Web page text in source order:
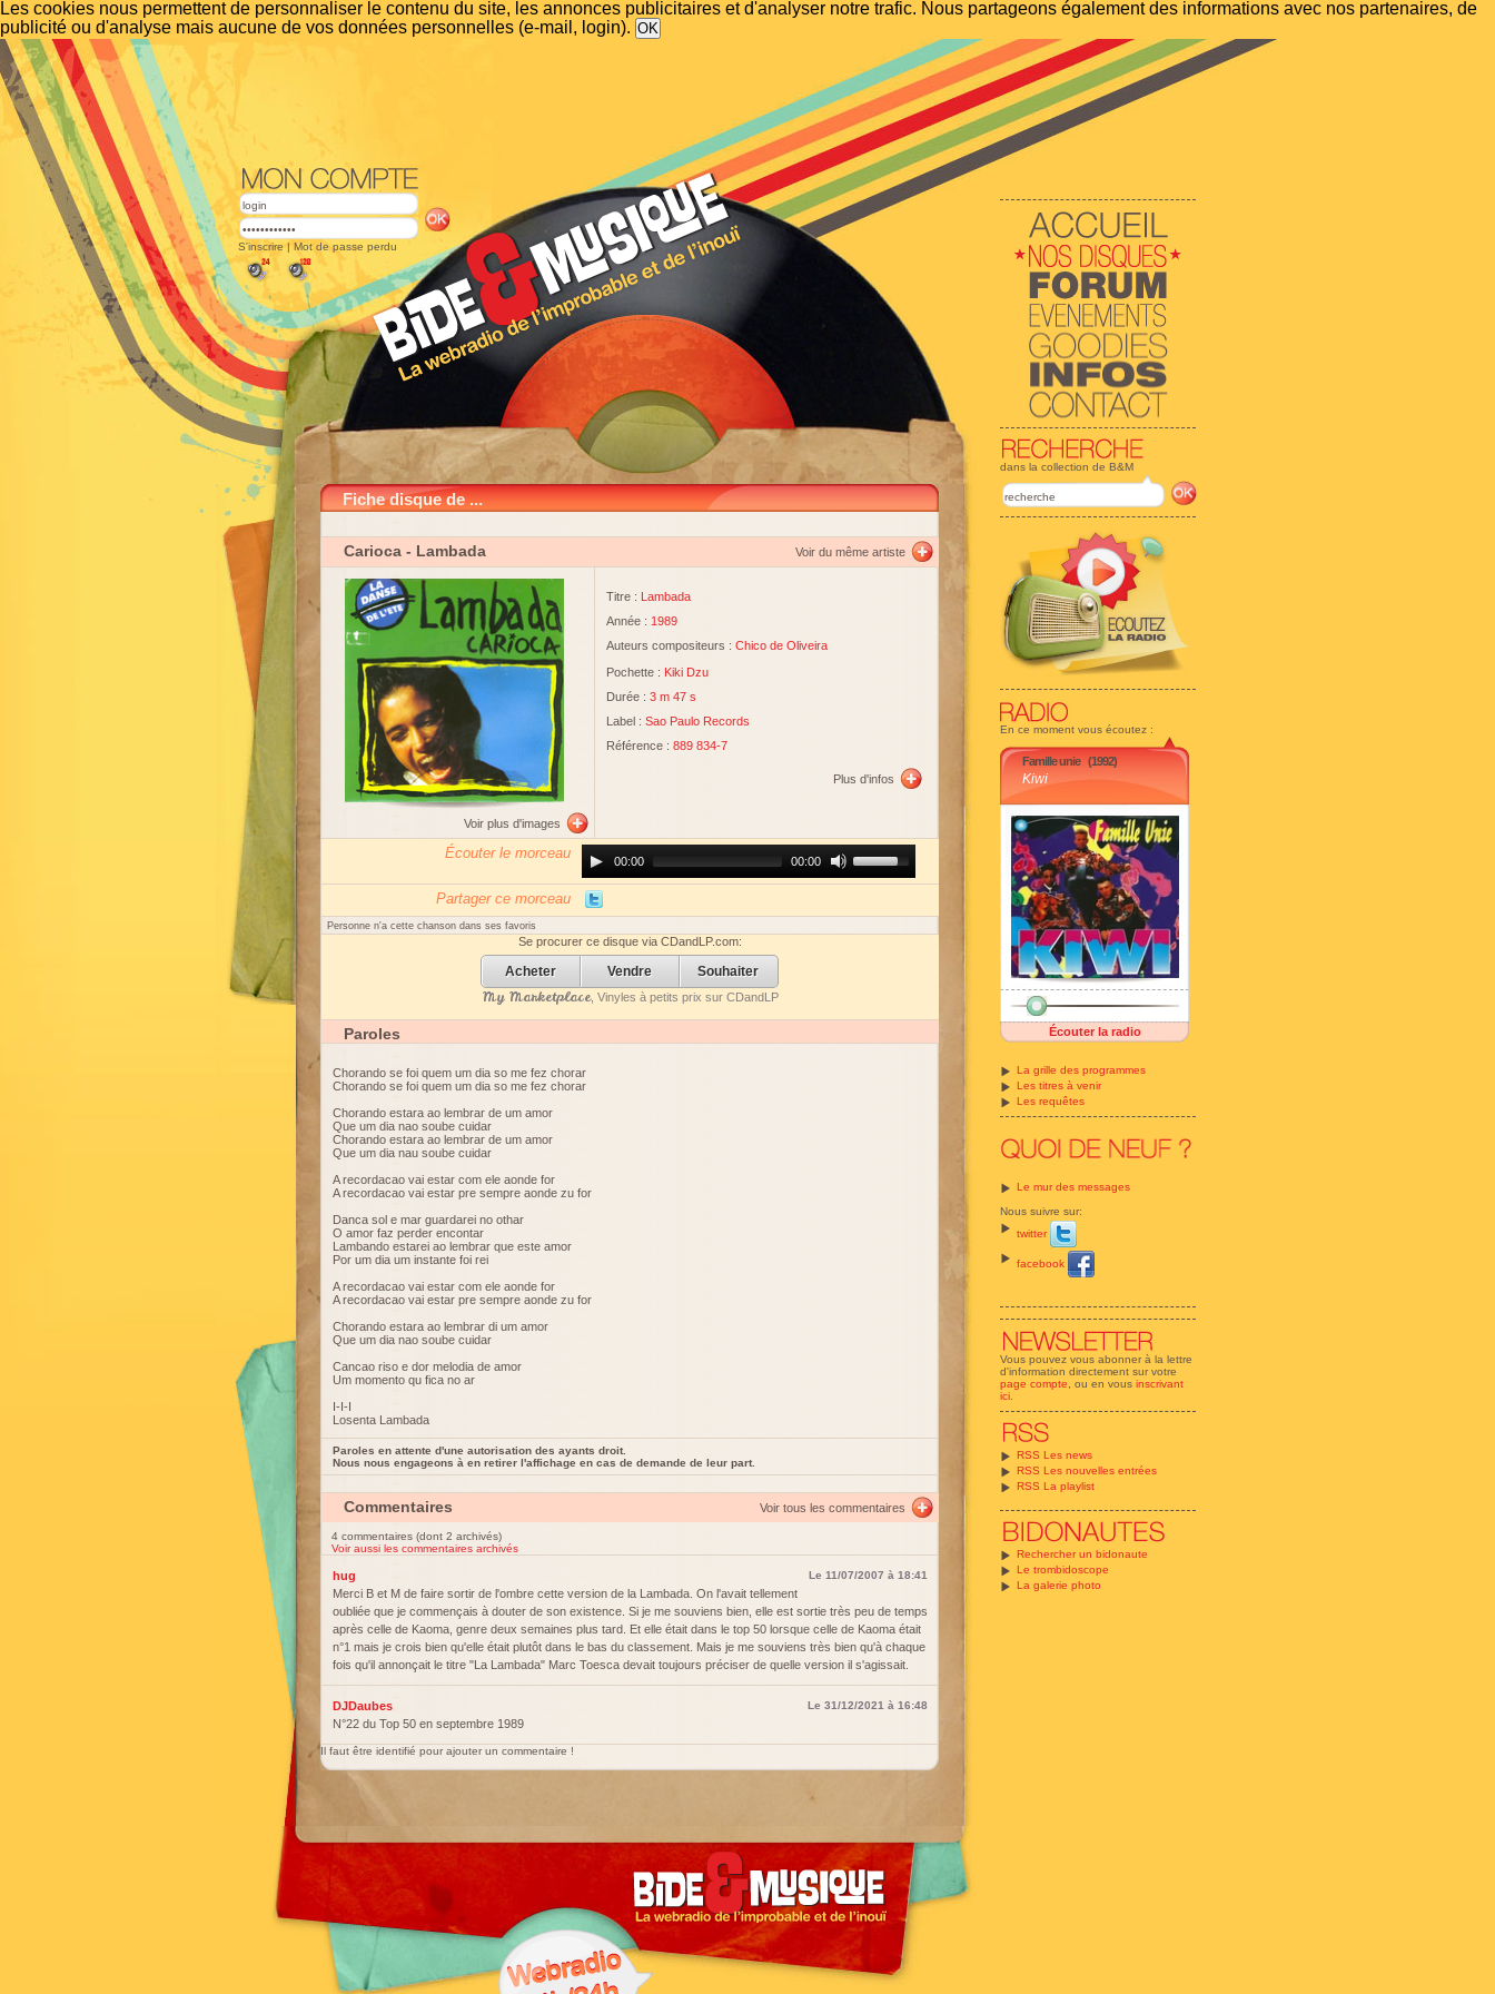
Les cookies nous permettent de personnaliser le contenu du site, les annonces publicitaires et d'analyser notre trafic. Nous partageons également des informations avec nos partenaires, de
publicité ou d'analyse mais aucune de vos données personnelles (e-mail, login).
dans la collection de B&M
En ce moment vous écoutez :
Famille unie (1992)
Kiwi
Écouter la radio
La grille des programmes
Les titres à venir
Les requêtes
Le mur des messages
Nous suivre sur:
twitter
facebook
Vous pouvez vous abonner à la lettre
d'information directement sur votre
page compte , ou en vous inscrivant
ici
RSS Les news
RSS Les nouvelles entrées
RSS La playlist
Rechercher un bidonaute
Le trombidoscope
La galerie photo
S'inscrire | Mot de passe perdu
Fiche disque de ...
Carioca - Lambada Voir du même artiste
Voir plus d'images
Titre : Lambada
Année : 1989
Auteurs compositeurs : Chico de Oliveira
Pochette : Kiki Dzu
Durée : 3 m 47 s
Label : Sao Paulo Records
Référence : 889 834-7
Plus d'infos
Écouter le morceau
Player00:00 00:00
Up/Down
Arrow
increase
or
Partager ce morceau
Personne n'a cette chanson dans ses favoris
Se procurer ce disque via CDandLP.com:
Acheter Vendre Souhaiter
My Marketplace, Vinyles à petits prix sur CDandLP
Paroles
Chorando se foi quem um dia so me fez chorar
Chorando se foi quem um dia so me fez chorar
Chorando estara ao lembrar de um amor
Que um dia nao soube cuidar
Chorando estara ao lembrar de um amor
Que um dia nau soube cuidar
A recordacao vai estar com ele aonde for
A recordacao vai estar pre sempre aonde zu for
Danca sol e mar guardarei no othar
O amor faz perder encontar
Lambando estarei ao lembrar que este amor
Por um dia um instante foi rei
A recordacao vai estar com ele aonde for
A recordacao vai estar pre sempre aonde zu for
Chorando estara ao lembrar di um amor
Que um dia nao soube cuidar
Cancao riso e dor melodia de amor
Um momento qu fica no ar
I-I-I
Losenta Lambada
Paroles en attente d'une autorisation des ayants droit.
Nous nous engageons à en retirer l'affichage en cas de demande de leur part.
Commentaires Voir tous les commentaires
4 commentaires (dont 2 archivés)
Voir aussi les commentaires archivés
hug Le 11/07/2007 à 18:41
Merci B et M de faire sortir de l'ombre cette version de la Lambada. On l'avait tellement
oubliée que je commençais à douter de son existence. Si je me souviens bien, elle est sortie très peu de temps
après celle de Kaoma, genre deux semaines plus tard. Et elle était dans le top 50 lorsque celle de Kaoma était
n°1 mais je crois bien qu'elle était plutôt dans le bas du classement. Mais je me souviens très bien qu'à chaque
fois qu'il annonçait le titre "La Lambada" Marc Toesca devait toujours préciser de quelle version il s'agissait.
DJDaubes Le 31/12/2021 à 16:48
N°22 du Top 50 en septembre 1989
Il faut être identifié pour ajouter un commentaire !